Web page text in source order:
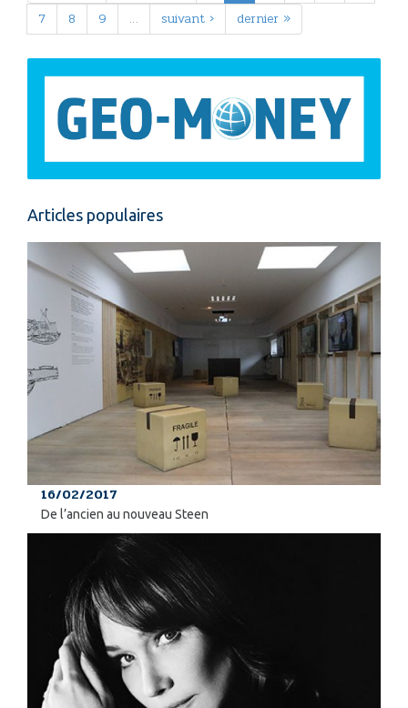
7 8 9 … suivant › dernier »
Articles populaires
16/02/2017
De l’ancien au nouveau Steen